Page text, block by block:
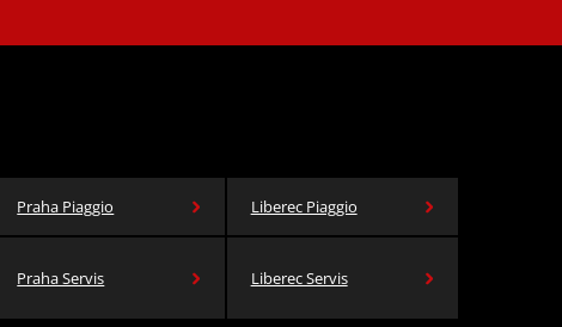
Praha Piaggio Liberec Piaggio
Praha Servis Liberec Servis